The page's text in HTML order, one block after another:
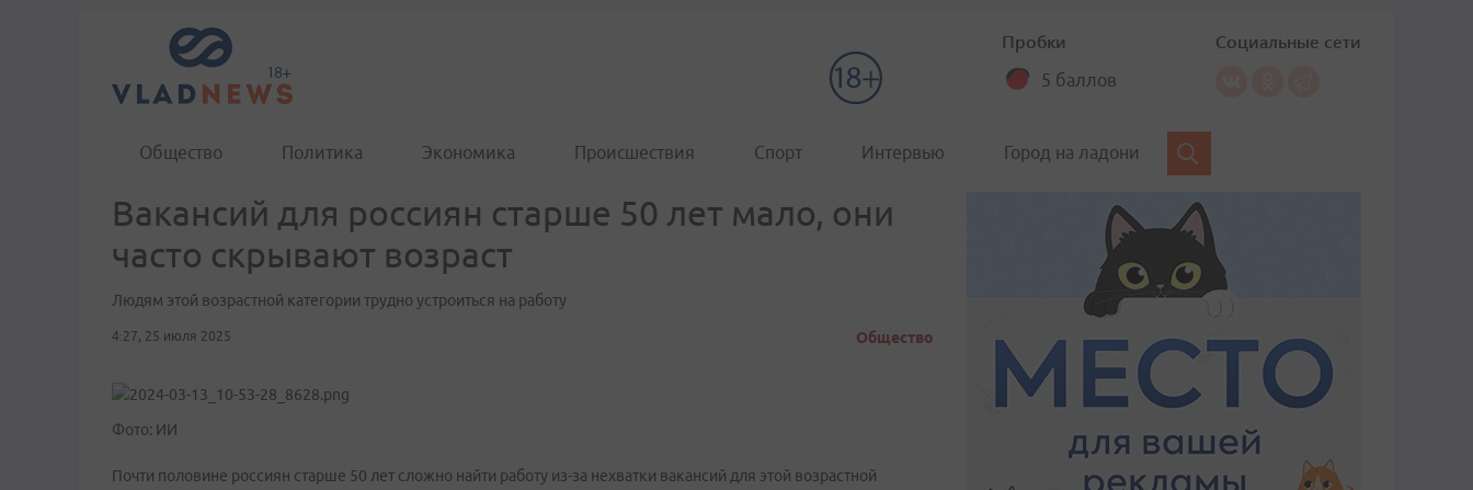
Пробки
5 баллов
Социальные сети
Общество Политика Экономика Происшествия Спорт Интервью Город на ладони
Вакансий для россиян старше 50 лет мало, они
часто скрывают возраст
Людям этой возрастной категории трудно устроиться на работу
4:27, 25 июля 2025 Общество
Фото: ИИ
Почти половине россиян старше 50 лет сложно найти работу из-за нехватки вакансий для этой возрастной